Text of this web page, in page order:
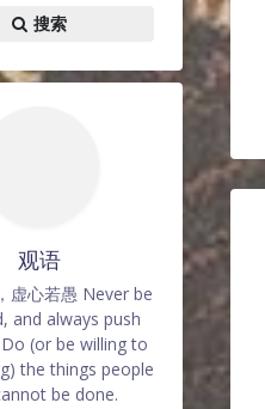
搜索
观语
虚心若愚 Never be
and always push
(or be willing to
the things people
be done.